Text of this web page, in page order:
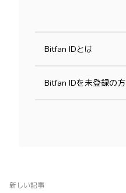
Bitfan IDとは
Bitfan IDを未登録の方
新しい記事